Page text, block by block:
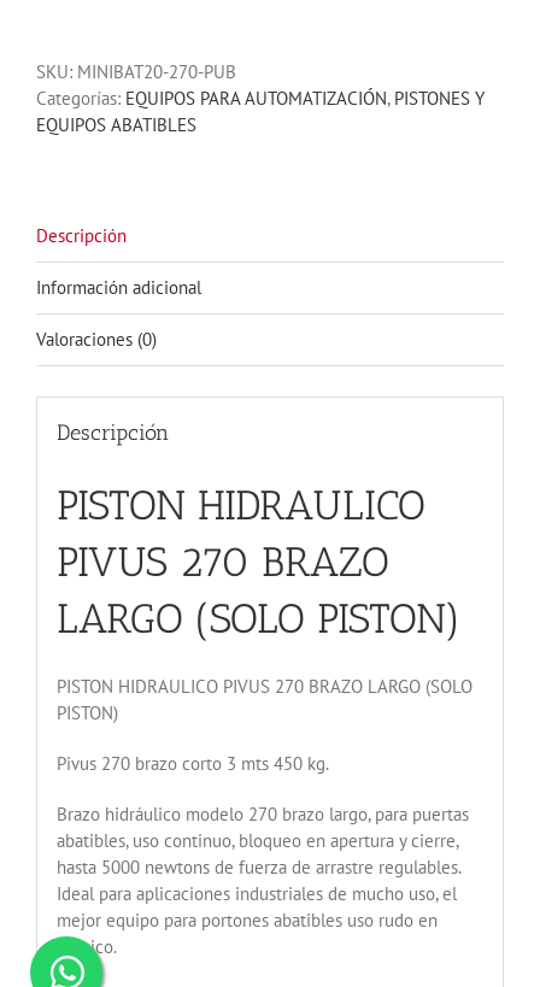
BRAZO
CORTO
(SOLO
SKU: MINIBAT20-270-PUB
Categorías: EQUIPOS PARA AUTOMATIZACIÓN, PISTONES Y
EQUIPOS ABATIBLES
Descripción
Información adicional
Valoraciones (0)
Descripción
PISTON HIDRAULICO
PIVUS 270 BRAZO
LARGO (SOLO PISTON)
PISTON HIDRAULICO PIVUS 270 BRAZO LARGO (SOLO
PISTON)
Pivus 270 brazo corto 3 mts 450 kg.
Brazo hidráulico modelo 270 brazo largo, para puertas
abatibles, uso continuo, bloqueo en apertura y cierre,
hasta 5000 newtons de fuerza de arrastre regulables.
Ideal para aplicaciones industriales de mucho uso, el
mejor equipo para portones abatibles uso rudo en
México.